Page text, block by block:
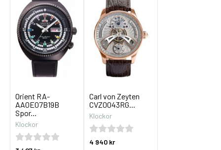
Orient RA-
AA0E07B19B
Spor...
Klockor
Carl von Zeyten
CVZ0043RG...
Klockor
4 940 kr